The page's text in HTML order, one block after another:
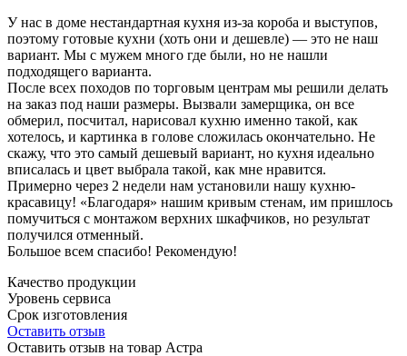
У нас в доме нестандартная кухня из-за короба и выступов,
поэтому готовые кухни (хоть они и дешевле) — это не наш
вариант. Мы с мужем много где были, но не нашли
подходящего варианта.
После всех походов по торговым центрам мы решили делать
на заказ под наши размеры. Вызвали замерщика, он все
обмерил, посчитал, нарисовал кухню именно такой, как
хотелось, и картинка в голове сложилась окончательно. Не
скажу, что это самый дешевый вариант, но кухня идеально
вписалась и цвет выбрала такой, как мне нравится.
Примерно через 2 недели нам установили нашу кухню-
красавицу! «Благодаря» нашим кривым стенам, им пришлось
помучиться с монтажом верхних шкафчиков, но результат
получился отменный.
Большое всем спасибо! Рекомендую!
Качество продукции
Уровень сервиса
Срок изготовления
Оставить отзыв
Оставить отзыв на товар Астра